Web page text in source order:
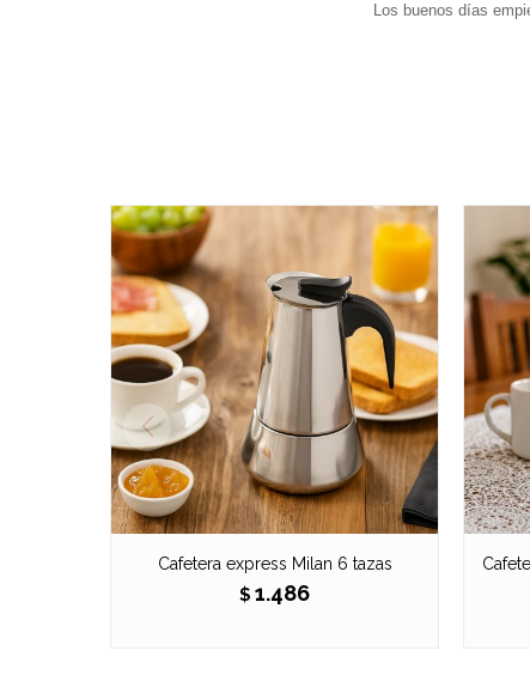
Los buenos días
Cafetera express Milan 6 tazas
$ 1.486